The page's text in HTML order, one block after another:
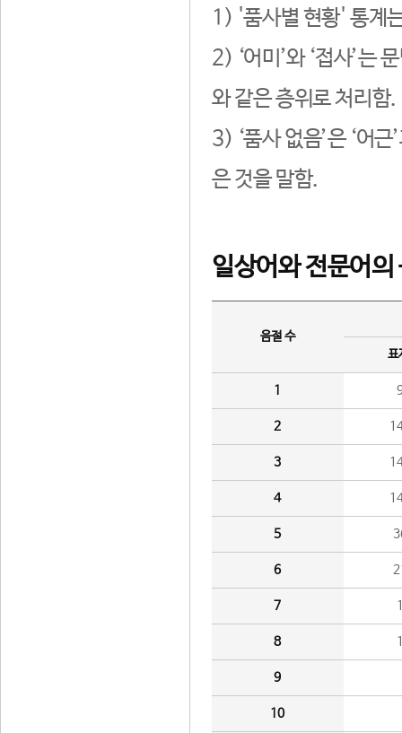
1) '품사별 현황' 통계
2) ‘어미’와 ‘접사’는
와 같은 층위로 처리함.
3) ‘품사 없음’은 ‘어
은 것을 말함.
일상어와 전문어의
음절 수
표
1
2
3
4
5
6
7
8
9
10